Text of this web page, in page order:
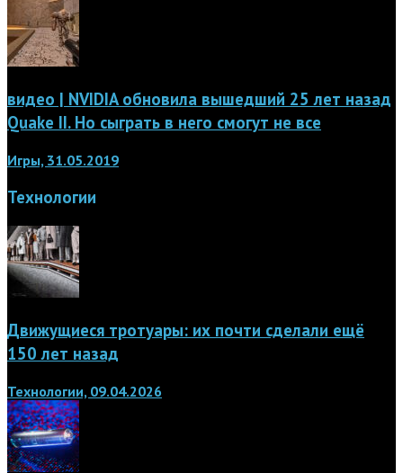
видео | NVIDIA обновила вышедший 25 лет назад
Quake II. Но сыграть в него смогут не все
Игры, 31.05.2019
Технологии
Движущиеся тротуары: их почти сделали ещё
150 лет назад
Технологии, 09.04.2026